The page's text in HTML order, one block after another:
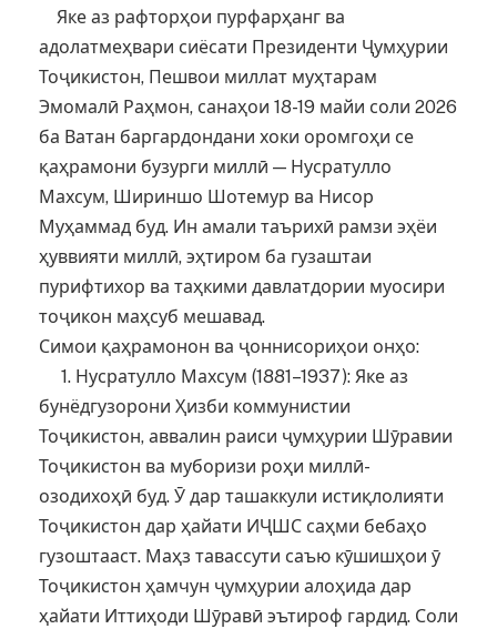
Яке аз рафторҳои пурфарҳанг ва
адолатмеҳвари сиёсати Президенти Ҷумҳурии
Тоҷикистон, Пешвои миллат муҳтарам
Эмомалӣ Раҳмон, санаҳои 18-19 майи соли 2026
ба Ватан баргардондани хоки оромгоҳи се
қаҳрамони бузурги миллӣ — Нусратулло
Махсум, Шириншо Шотемур ва Нисор
Муҳаммад буд. Ин амали таърихӣ рамзи эҳёи
ҳуввияти миллӣ, эҳтиром ба гузаштаи
пурифтихор ва таҳкими давлатдории муосири
тоҷикон маҳсуб мешавад.
Симои қаҳрамонон ва ҷоннисориҳои онҳо:
1. Нусратулло Махсум (1881–1937): Яке аз
бунёдгузорони Ҳизби коммунистии
Тоҷикистон, аввалин раиси ҷумҳурии Шӯравии
Тоҷикистон ва муборизи роҳи миллӣ-
озодихоҳӣ буд. Ӯ дар ташаккули истиқлолияти
Тоҷикистон дар ҳайати ИҶШС саҳми бебаҳо
гузоштааст. Маҳз тавассути саъю кӯшишҳои ӯ
Тоҷикистон ҳамчун ҷумҳурии алоҳида дар
ҳайати Иттиҳоди Шӯравӣ эътироф гардид. Соли